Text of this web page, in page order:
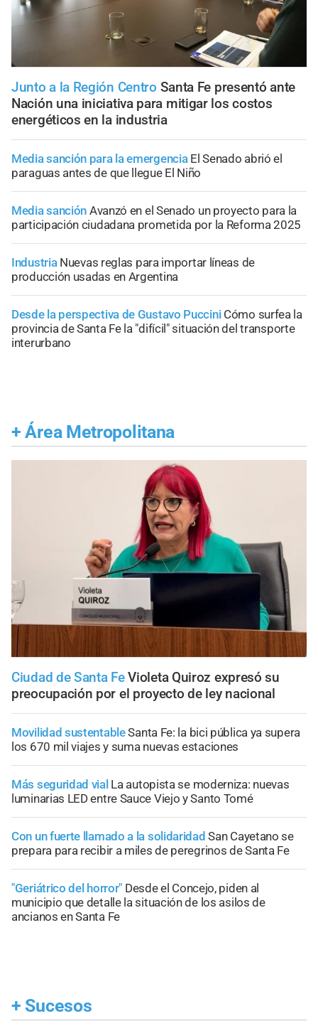
Junto a la Región Centro Santa Fe presentó ante
Nación una iniciativa para mitigar los costos
energéticos en la industria
Media sanción para la emergencia El Senado abrió el
paraguas antes de que llegue El Niño
Media sanción Avanzó en el Senado un proyecto para la
participación ciudadana prometida por la Reforma 2025
Industria Nuevas reglas para importar líneas de
producción usadas en Argentina
Desde la perspectiva de Gustavo Puccini Cómo surfea la
provincia de Santa Fe la "difícil" situación del transporte
interurbano
+ Área Metropolitana
Ciudad de Santa Fe Violeta Quiroz expresó su
preocupación por el proyecto de ley nacional
Movilidad sustentableSanta Fe: la bici pública ya supera
los 670 mil viajes y suma nuevas estaciones
Más seguridad vial La autopista se moderniza: nuevas
luminarias LED entre Sauce Viejo y Santo Tomé
Con un fuerte llamado a la solidaridad San Cayetano se
prepara para recibir a miles de peregrinos de Santa Fe
"Geriátrico del horror" Desde el Concejo, piden al
municipio que detalle la situación de los asilos de
ancianos en Santa Fe
+ Sucesos